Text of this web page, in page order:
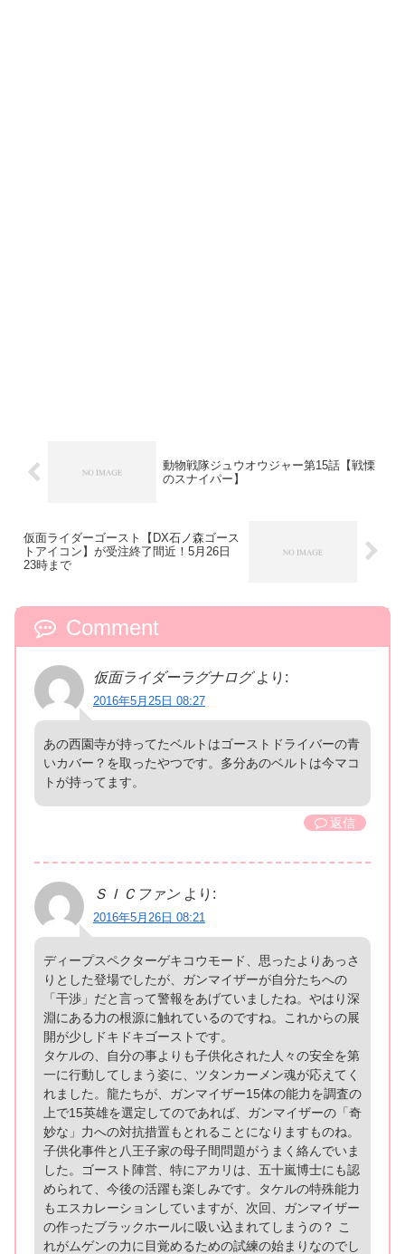
動物戦隊ジュウオウジャー第15話【戦慄
のスナイパー】
仮面ライダーゴースト【DX石ノ森ゴース
トアイコン】が受注終了間近！5月26日
23時まで
Comment
仮面ライダーラグナログ より:
2016年5月25日 08:27
あの西園寺が持ってたベルトはゴーストドライバーの青
いカバー？を取ったやつです。多分あのベルトは今マコ
トが持ってます。
返信
ＳＩＣファン より:
2016年5月26日 08:21
ディープスペクターゲキコウモード、思ったよりあっさ
りとした登場でしたが、ガンマイザーが自分たちへの
「干渉」だと言って警報をあげていましたね。やはり深
淵にある力の根源に触れているのですね。これからの展
開が少しドキドキゴーストです。
タケルの、自分の事よりも子供化された人々の安全を第
一に行動してしまう姿に、ツタンカーメン魂が応えてく
れました。龍たちが、ガンマイザー15体の能力を調査の
上で15英雄を選定してのであれば、ガンマイザーの「奇
妙な」力への対抗措置もとれることになりますものね。
子供化事件と八王子家の母子間問題がうまく絡んでいま
した。ゴースト陣営、特にアカリは、五十嵐博士にも認
められて、今後の活躍も楽しみです。タケルの特殊能力
もエスカレーションしていますが、次回、ガンマイザー
の作ったブラックホールに吸い込まれてしまうの？ こ
れがムゲンの力に目覚めるための試練の始まりなのでし